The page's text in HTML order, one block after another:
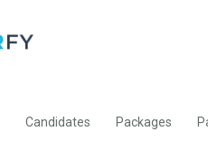
Candidates Packages